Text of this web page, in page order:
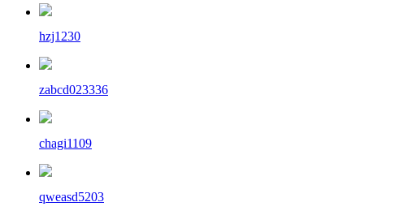
hzj1230
zabcd023336
chagi1109
qweasd5203